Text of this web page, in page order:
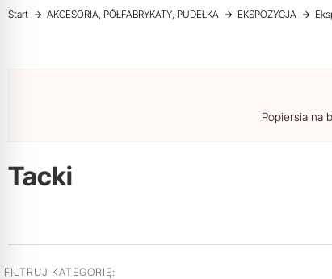
Start AKCESORIA, PÓŁFABRYKATY, PUDEŁKA EKSPOZYCJA
Popiersia na
Tacki
FILTRUJ KATEGORIĘ: